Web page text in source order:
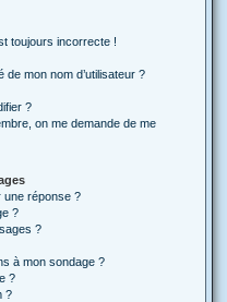
toujours incorrecte !
mon nom d’utilisateur ?
?
on me demande de me
une réponse ?
?
?
à mon sondage ?
?
?